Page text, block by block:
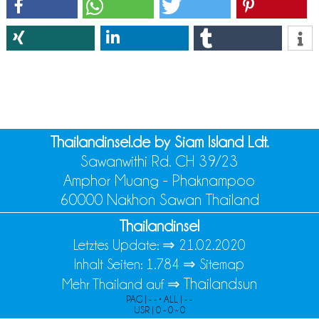
Thailandinsel.de by Siam Island Ldt.
Sawanwithi Rd. CH 39/23
Amphor Muang - Phaknampoo
60000 Nakhon Sawan Thailand
Thailandinsel
Letztes Update: ⇒ 21.02.2020
Inhalt Seiten: 1.784 ⇒ Sitemap
Mehr Thailand auf ⇒ Thailandsun
PAG | - - • ALL | - -
USR | 0 - 0 - 0